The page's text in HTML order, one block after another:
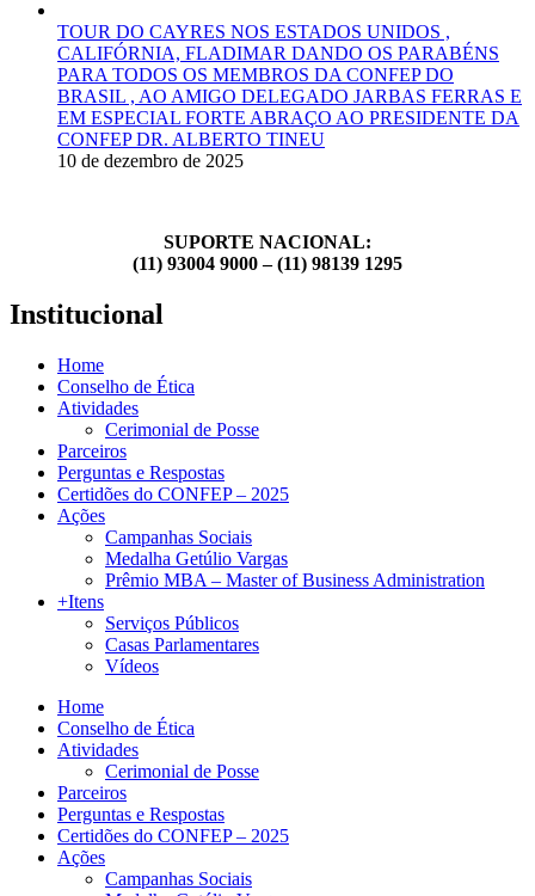
TOUR DO CAYRES NOS ESTADOS UNIDOS ,
CALIFÓRNIA, FLADIMAR DANDO OS PARABÉNS
PARA TODOS OS MEMBROS DA CONFEP DO
BRASIL , AO AMIGO DELEGADO JARBAS FERRAS E
EM ESPECIAL FORTE ABRAÇO AO PRESIDENTE DA
CONFEP DR. ALBERTO TINEU
10 de dezembro de 2025
SUPORTE NACIONAL:
(11) 93004 9000 – (11) 98139 1295
Institucional
Home
Conselho de Ética
Atividades
Cerimonial de Posse
Parceiros
Perguntas e Respostas
Certidões do CONFEP – 2025
Ações
Campanhas Sociais
Medalha Getúlio Vargas
Prêmio MBA – Master of Business Administration
+Itens
Serviços Públicos
Casas Parlamentares
Vídeos
Home
Conselho de Ética
Atividades
Cerimonial de Posse
Parceiros
Perguntas e Respostas
Certidões do CONFEP – 2025
Ações
Campanhas Sociais